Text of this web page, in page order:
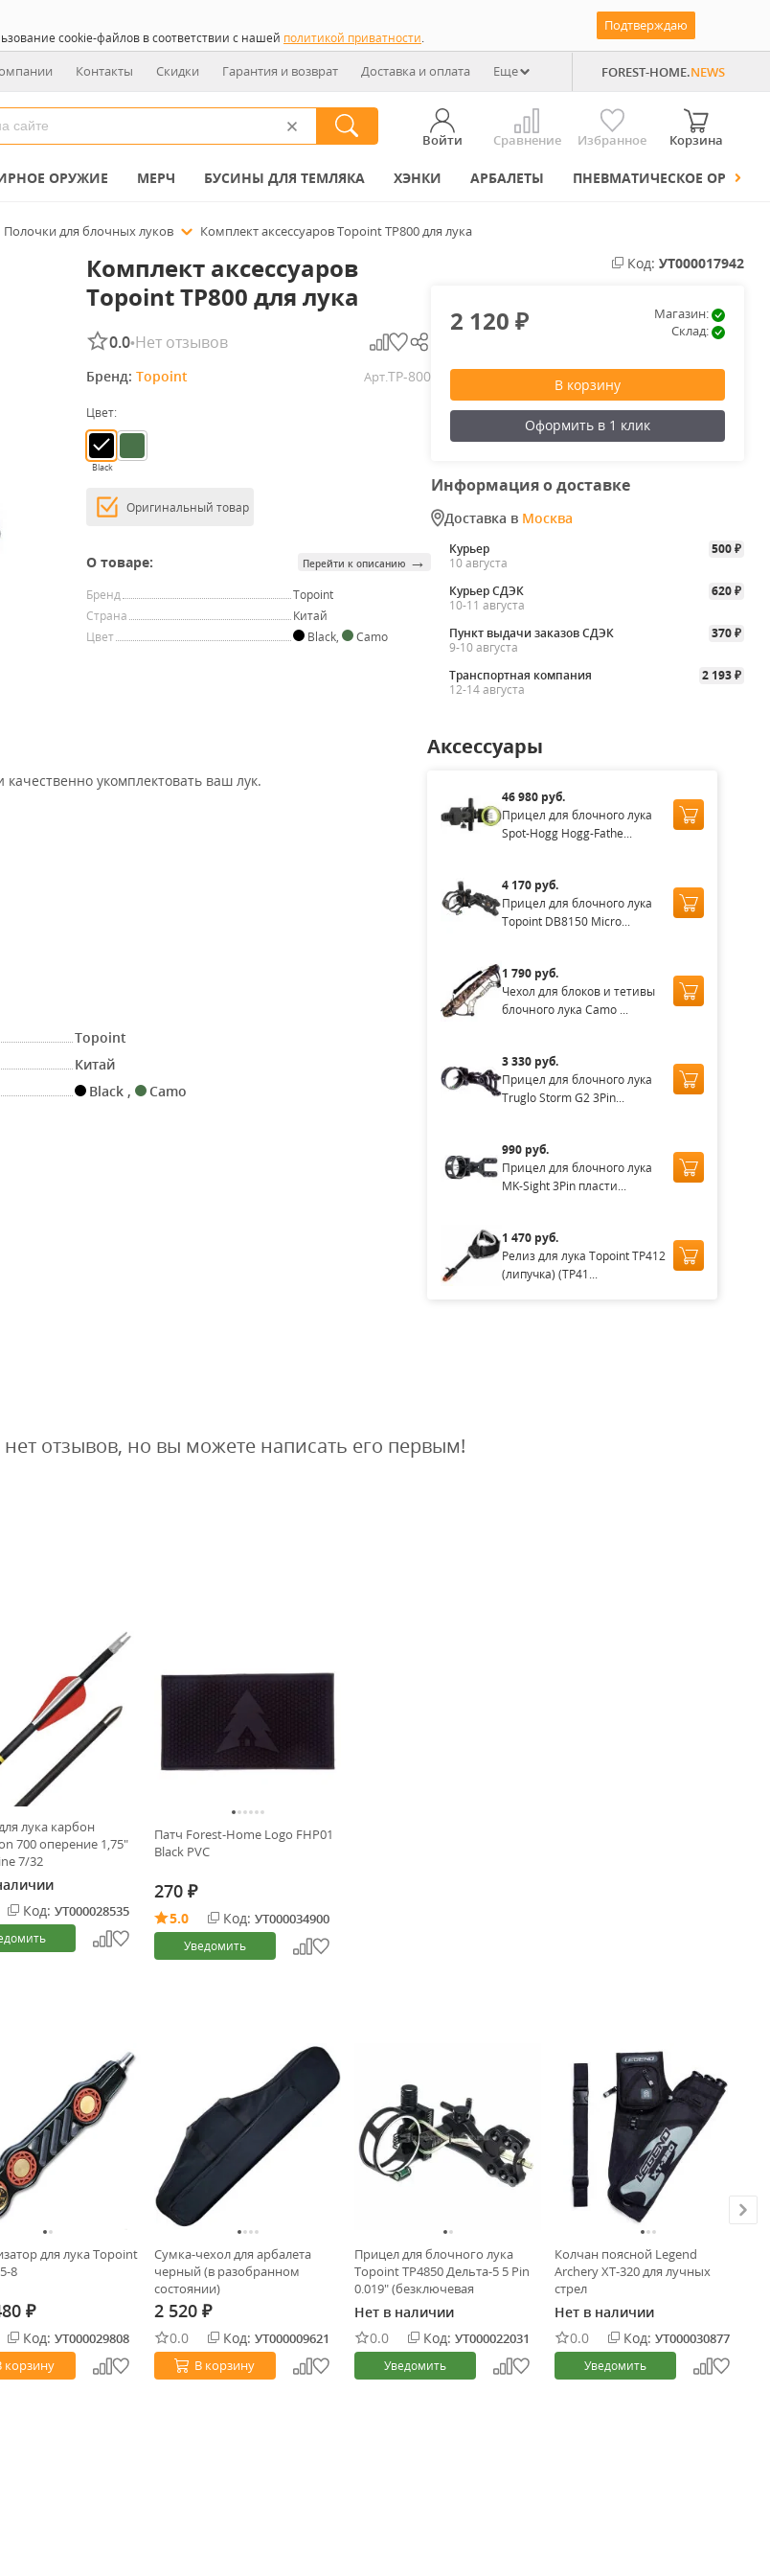
cookie-файлов в соответствии с нашей политикой приватности.
Подтверждаю
Контакты Скидки Гарантия и возврат Доставка и оплата Еще FOREST-HOME.NEWS
Войти Сравнение Избранное Корзина
ОРУЖИЕ МЕРЧ БУСИНЫ ДЛЯ ТЕМЛЯКА ХЭНКИ АРБАЛЕТЫ ПНЕВМАТИЧЕСКОЕ ОРУЖИЕ
Полочки для блочных луков Комплект аксессуаров Topoint TP800 для лука
Комплект аксессуаров
Topoint TP800 для лука
0.0•Нет отзывов
Бренд: Topoint Арт.TP-800
Цвет:
Black
Оригинальный товар
О товаре: Перейти к описанию →
Бренд
Topoint
Страна
Китай
Цвет
Black, Camo
Код: УТ000017942
2 120₽
Магазин:
Склад:
В корзину
Оформить в 1 клик
Информация о доставке
Доставка в Москва
Курьер 500 ₽
10 августа
Курьер СДЭК
620 ₽
10-11 августа
Пункт выдачи заказов СДЭК
370 ₽
9-10 августа
Транспортная компания
2 193 ₽
12-14 августа
укомплектовать ваш лук.
Topoint
Китай
Black , Camo
Аксессуары
46 980 руб.
Прицел для блочного лука
Spot-Hogg Hogg-Fathe...
4 170 руб.
Прицел для блочного лука
Topoint DB8150 Micro...
1 790 руб.
Чехол для блоков и тетивы
блочного лука Camo ...
3 330 руб.
Прицел для блочного лука
Truglo Storm G2 3Pin...
990 руб.
Прицел для блочного лука
MK-Sight 3Pin пласти...
1 470 руб.
Релиз для лука Topoint TP412
(липучка) (TP41...
нет отзывов, но вы можете написать его первым!
лука карбон
700 оперение 1,75"
7/32
Код: УТ000028535
Патч Forest-Home Logo FHP01
Black PVC
270 ₽
5.0 Код: УТ000034900
Уведомить
для лука Topoint
8
₽
Код: УТ000029808
корзину
Сумка-чехол для арбалета
черный (в разобранном
состоянии)
2 520 ₽
0.0 Код: УТ000009621
В корзину
Прицел для блочного лука
Topoint TP4850 Дельта-5 5 Pin
0.019" (безключевая
настройка)
Нет в наличии
0.0
Код: УТ000022031
Уведомить
Колчан поясной Legend
Archery XT-320 для лучных
стрел
Нет в наличии
0.0
Код: УТ000030877
Уведомить